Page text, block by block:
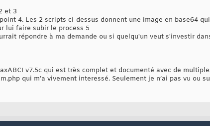
et 3
4. Les 2 scripts ci-dessus donnent une image en base64
lui faire subir le process 5
répondre à ma demande ou si quelqu'un veut s'investir
v7.5c qui est très complet et documenté avec de
qui m’a vivement interessé. Seulement je n’ai pas vu ou